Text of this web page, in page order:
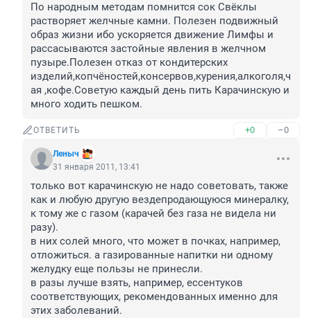
По народным методам помнится сок Свёклы
растворяет желчные камни. Полезен подвижный
образ жизни ибо ускоряется движение Лимфы и
рассасываются застойные явления в желчном
пузыре.Полезен отказ от кондитерских
изделий,копчёностей,консервов,курения,алкоголя,ч
ая ,кофе.Советую каждый день пить Карачинскую и
много ходить пешком.
ОТВЕТИТЬ +0 –0
Леныч
31 января 2011, 13:41
только вот карачинскую не надо советовать, также
как и любую другую вездепродающуюся минералку,
к тому же с газом (карачей без газа не видела ни
разу).
в них солей много, что может в почках, например,
отложиться. а газированные напитки ни одному
желудку еще пользы не принесли.
в разы лучше взять, например, ессентуков
соответствующих, рекомендованных именно для
этих заболеваний.